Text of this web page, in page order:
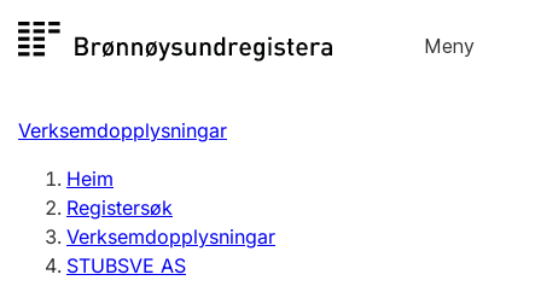
til
Meny
Registersøk
Aksjeselskap
Enkeltpersonføretak
Registrere, endre, slette
Verksemdopplysningar
Heim
Registersøk
Verksemdopplysningar
STUBSVE AS